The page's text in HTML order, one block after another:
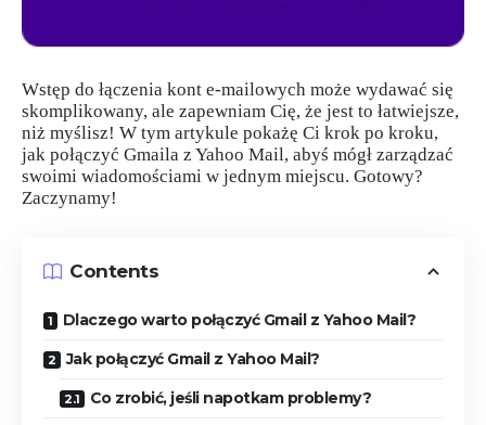
Wstęp do łączenia kont e-mailowych może wydawać się
skomplikowany, ale zapewniam Cię, że jest to łatwiejsze,
niż myślisz! W tym artykule pokażę Ci krok po kroku,
jak połączyć Gmaila z Yahoo Mail, abyś mógł zarządzać
swoimi wiadomościami w jednym miejscu. Gotowy?
Zaczynamy!
Contents
Dlaczego warto połączyć Gmail z Yahoo Mail?
Jak połączyć Gmail z Yahoo Mail?
Co zrobić, jeśli napotkam problemy?